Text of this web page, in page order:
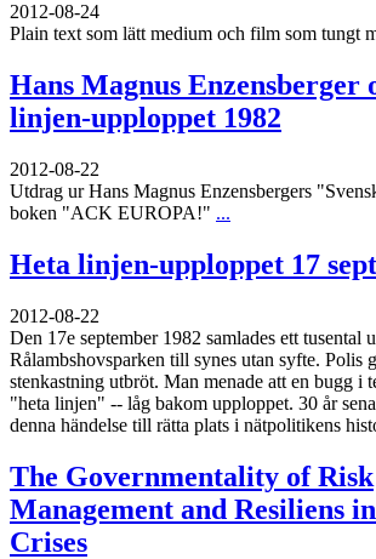
2012-08-24
Plain text som lätt medium och film som tungt
Hans Magnus Enzensberger
linjen-upploppet 1982
2012-08-22
Utdrag ur Hans Magnus Enzensbergers
boken "ACK EUROPA!" ...
Heta linjen-upploppet 17
2012-08-22
Den 17e september 1982 samlades ett tusental
Rålambshovsparken till synes utan syfte. Polis
stenkastning utbröt. Man menade att en bugg i
"heta linjen" -- låg bakom upploppet. 30 år
denna händelse till rätta plats i nätpolitikens
The Governmentality of Risk
Management and Resiliens
Crises